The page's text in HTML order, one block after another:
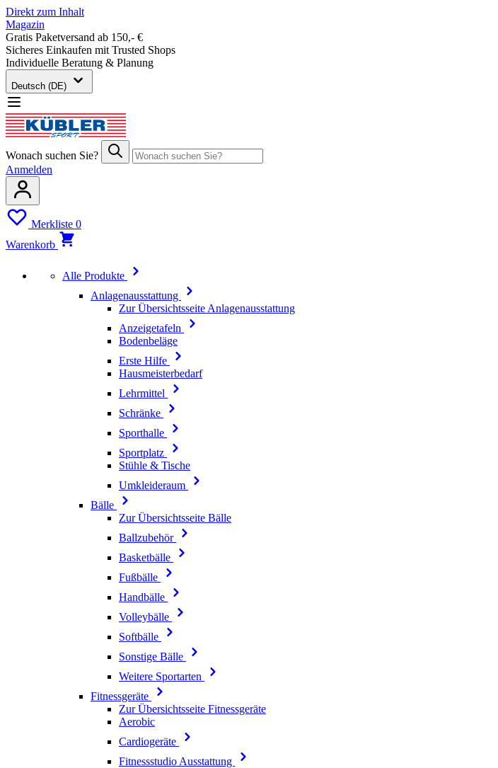
Direkt zum Inhalt
Magazin
Gratis Paketversand ab 150,- €
Sicheres Einkaufen mit Trusted Shops
Individuelle Beratung & Planung
Deutsch (DE)
Wonach suchen Sie?
Anmelden
Merkliste 0
Warenkorb
Alle Produkte
Anlagenausstattung
Zur Übersichtsseite Anlagenausstattung
Anzeigetafeln
Bodenbeläge
Erste Hilfe
Hausmeisterbedarf
Lehrmittel
Schränke
Sporthalle
Sportplatz
Stühle & Tische
Umkleideraum
Bälle
Zur Übersichtsseite Bälle
Ballzubehör
Basketbälle
Fußbälle
Handbälle
Volleybälle
Softbälle
Sonstige Bälle
Weitere Sportarten
Fitnessgeräte
Zur Übersichtsseite Fitnessgeräte
Aerobic
Cardiogeräte
Fitnessstudio Ausstattung